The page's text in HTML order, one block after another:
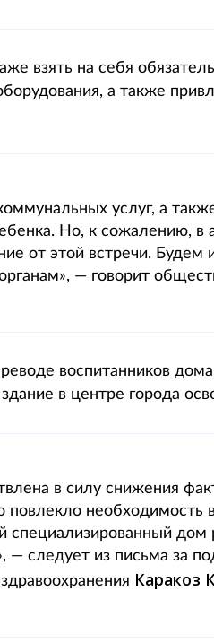
взять на себя
а также
услуг, а
Но, к сожалению, в
от этой встречи. Будем
— говорит
воспитанников
в центре города
в силу снижения
повлекло необходимость
специализированный
— следует из письма за
Каракоз